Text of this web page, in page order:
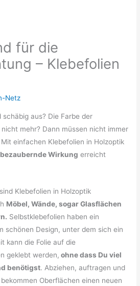
für die
– Klebefolien
Netz
aus? Die Farbe der
mehr? Dann müssen nicht immer
einfachen Klebefolien in Holzoptik
Wirkung erreicht
Klebefolien in Holzoptik
Möbel, Wände, sogar Glasflächen
Selbstklebefolien haben ein
schönen Design, unter dem sich ein
kann die Folie auf die
geklebt werden, ohne dass Du viel
benötigst. Abziehen, auftragen und
Oberflächen einen neuen